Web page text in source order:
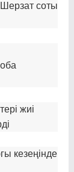
соты
жиі
кезеңінде